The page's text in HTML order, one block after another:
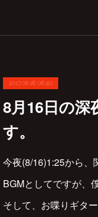
2017.08.16 06:40
8月16日の深
す。
今夜(8/16)1:25から、
‪BGMとしてですが、
そして、お喋りギタ